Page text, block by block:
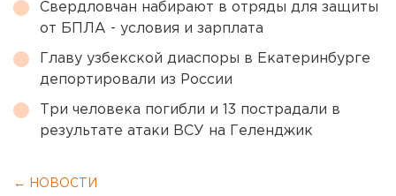
Свердловчан набирают в отряды для защиты
от БПЛА - условия и зарплата
Главу узбекской диаспоры в Екатеринбурге
депортировали из России
Три человека погибли и 13 пострадали в
результате атаки ВСУ на Геленджик
← НОВОСТИ